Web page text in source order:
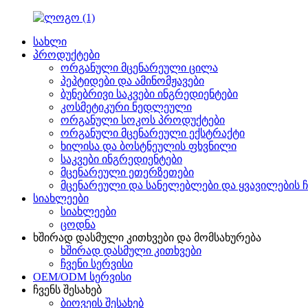
სახლი
პროდუქტები
ორგანული მცენარეული ცილა
პეპტიდები და ამინომჟავები
ბუნებრივი საკვები ინგრედიენტები
კოსმეტიკური ნედლეული
ორგანული სოკოს პროდუქტები
ორგანული მცენარეული ექსტრაქტი
ხილისა და ბოსტნეულის ფხვნილი
საკვები ინგრედიენტები
მცენარეული ეთერზეთები
მცენარეული და სანელებლები და ყვავილების
სიახლეები
სიახლეები
ცოდნა
ხშირად დასმული კითხვები და მომსახურება
ხშირად დასმული კითხვები
ჩვენი სერვისი
OEM/ODM სერვისი
ჩვენს შესახებ
ბიოვეის შესახებ